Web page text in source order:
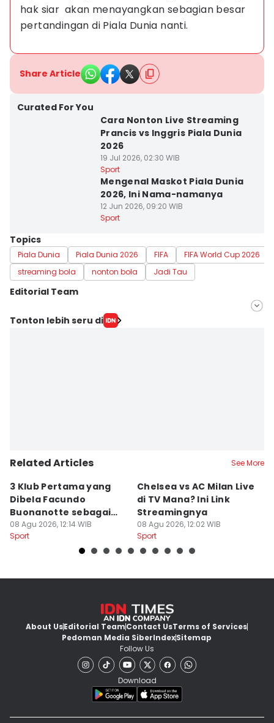
hak siar  akan menayangkan sebagian besar
pertandingan di Piala Dunia nanti.
Share Article
Curated For You
Cara Nonton Live Streaming
Prancis vs Inggris Piala Dunia
2026
19 Jul 2026, 02:30 WIB
Sport
Mengenal Maskot Piala Dunia
2026, Ini Nama-namanya
12 Jun 2026, 09:20 WIB
Sport
Topics
Piala Dunia Piala Dunia 2026 FIFA
FIFA World Cup 2026
streaming bola
nonton bola Jadi Tau
Editorial Team
Editor
Tonton lebih seru di
Related Articles See More
3 Klub Pertama yang
Dibela Facundo
Buonanotte sebagai
Pinjaman
08 Agu 2026, 12:14 WIB
Sport
Chelsea vs AC Milan Live
di TV Mana? Ini Link
Streamingnya
08 Agu 2026, 12:02 WIB
Sport
About UsEditorial TeamContact UsTerms of Services
Pedoman Media SiberIndexSitemap
Follow Us
Download